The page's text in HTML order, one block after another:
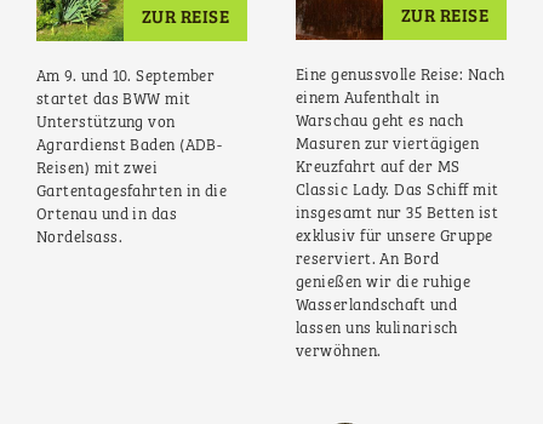
ZUR REISE
Am 9. und 10. September
startet das BWW mit
Unterstützung von
Agrardienst Baden (ADB-
Reisen) mit zwei
Gartentagesfahrten in die
Ortenau und in das
Nordelsass.
ZUR REISE
Eine genussvolle Reise: Nach
einem Aufenthalt in
Warschau geht es nach
Masuren zur viertägigen
Kreuzfahrt auf der MS
Classic Lady. Das Schiff mit
insgesamt nur 35 Betten ist
exklusiv für unsere Gruppe
reserviert. An Bord
genießen wir die ruhige
Wasserlandschaft und
lassen uns kulinarisch
verwöhnen.